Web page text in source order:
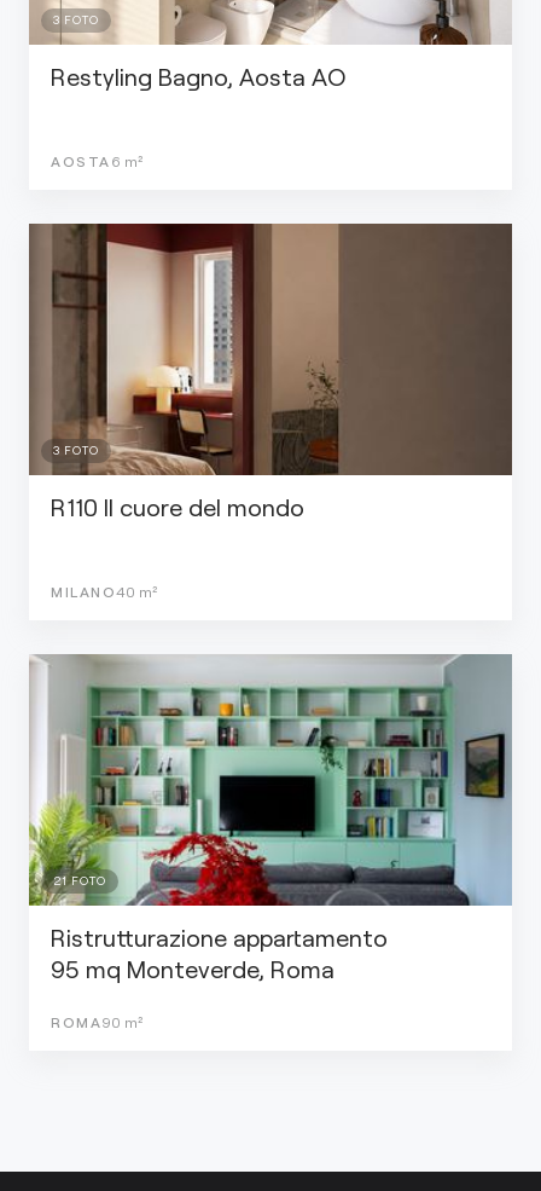
3 FOTO
Restyling Bagno, Aosta AO
AOSTA 6 m²
3 FOTO
R110 Il cuore del mondo
MILANO40 m²
21 FOTO
Ristrutturazione appartamento
95 mq Monteverde, Roma
ROMA 90 m²